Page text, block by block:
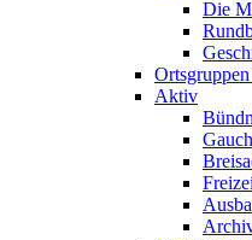
Die
Aktiv